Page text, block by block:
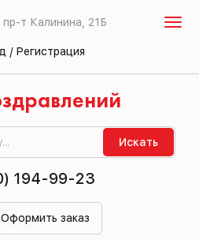
пр-т Калинина, 21Б
/ Регистрация
Искать
194-99-23
Оформить заказ